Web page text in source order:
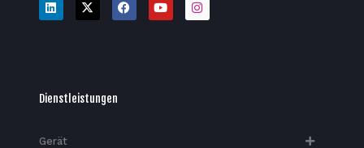
Dienstleistungen
Gerät